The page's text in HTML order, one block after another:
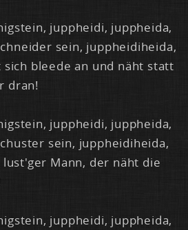
jupp­hei­di, jupp­hei­da,
sein, jupp­hei­di­hei­da,
blee­de an und näht statt
dran!
jupp­hei­di, jupp­hei­da,
sein, jupp­hei­di­hei­da,
Mann, der näht die
jupp­hei­di, jupp­hei­da,